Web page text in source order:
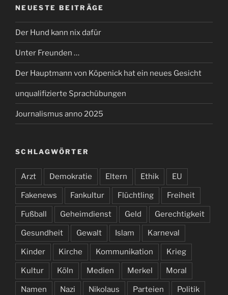
NEUESTE BEITRÄGE
Der Hund kann nix dafür
Unter Freunden …
Der Hauptmann von Köpenick hat ein neues Gesicht
unqualifizierte Sprachübungen
Journalismus anno 2025
SCHLAGWÖRTER
Arzt Demokratie Eltern Ethik EU
Fakenews Fankultur Flüchtling Freiheit
Fußball Geheimdienst Geld Gerechtigkeit
Gesundheit Gewalt Islam Karneval
Kinder Kirche Kommunikation Krieg
Kultur Köln Medien Merkel Moral
Namen Nazi Nikolaus Parteien Politik